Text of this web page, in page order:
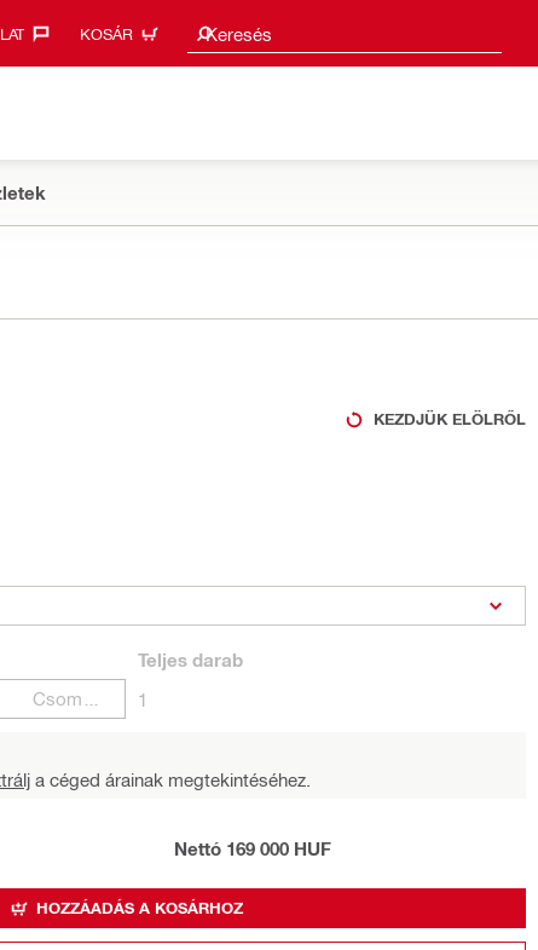
KOSÁR Keresés
Keresési javaslatok
KEZDJÜK ELÖLRŐL
Teljes darab
1
a céged árainak megtekintéséhez.
Nettó 169 000 HUF
HOZZÁADÁS A KOSÁRHOZ